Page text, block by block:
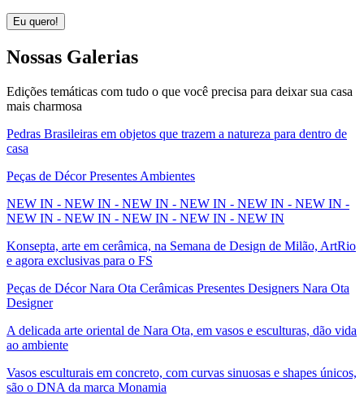
Eu quero!
Nossas Galerias
Edições temáticas com tudo o que você precisa para deixar sua casa
mais charmosa
Pedras Brasileiras em objetos que trazem a natureza para dentro de
casa
Peças de Décor Presentes Ambientes
NEW IN - NEW IN - NEW IN - NEW IN - NEW IN - NEW IN -
NEW IN - NEW IN - NEW IN - NEW IN - NEW IN
Konsepta, arte em cerâmica, na Semana de Design de Milão, ArtRio
e agora exclusivas para o FS
Peças de Décor Nara Ota Cerâmicas Presentes Designers Nara Ota
Designer
A delicada arte oriental de Nara Ota, em vasos e esculturas, dão vida
ao ambiente
Vasos esculturais em concreto, com curvas sinuosas e shapes únicos,
são o DNA da marca Monamia